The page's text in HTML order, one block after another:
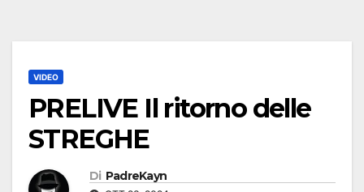
VIDEO
PRELIVE Il ritorno delle
STREGHE
Di PadreKayn